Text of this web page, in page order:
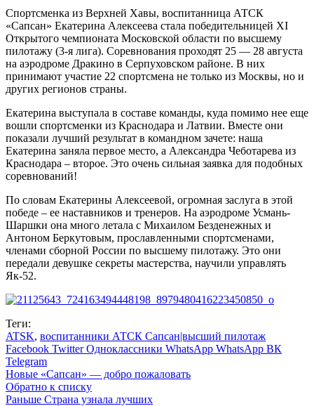
Спортсменка из Верхней Хавы, воспитанница АТСК
«Сапсан» Екатерина Алексеева стала победительницей XI
Открытого чемпионата Московской области по высшему
пилотажу (3-я лига). Соревнования проходят 25 — 28 августа
на аэродроме Дракино в Серпуховском районе. В них
принимают участие 22 спортсмена не только из Москвы, но и
других регионов страны.
Екатерина выступала в составе команды, куда помимо нее еще
вошли спортсменки из Краснодара и Латвии. Вместе они
показали лучший результат в командном зачете: наша
Екатерина заняла первое место, а Александра Чеботарева из
Краснодара – второе. Это очень сильная заявка для подобных
соревнований!
По словам Екатерины Алексеевой, огромная заслуга в этой
победе – ее наставников и тренеров. На аэродроме Усмань-
Шаршки она много летала с Михаилом Безденежных и
Антоном Беркутовым, прославленными спортсменами,
членами сборной России по высшему пилотажу. Это они
передали девушке секреты мастерства, научили управлять
Як-52.
Теги:
ATSK, воспитанники АТСК Сапсан|высший пилотаж
Facebook Twitter Одноклассники WhatsApp WhatsApp ВК
Telegram
Новые «Сапсан» — добро пожаловать
Обратно к списку
Раньше Страна узнала лучших